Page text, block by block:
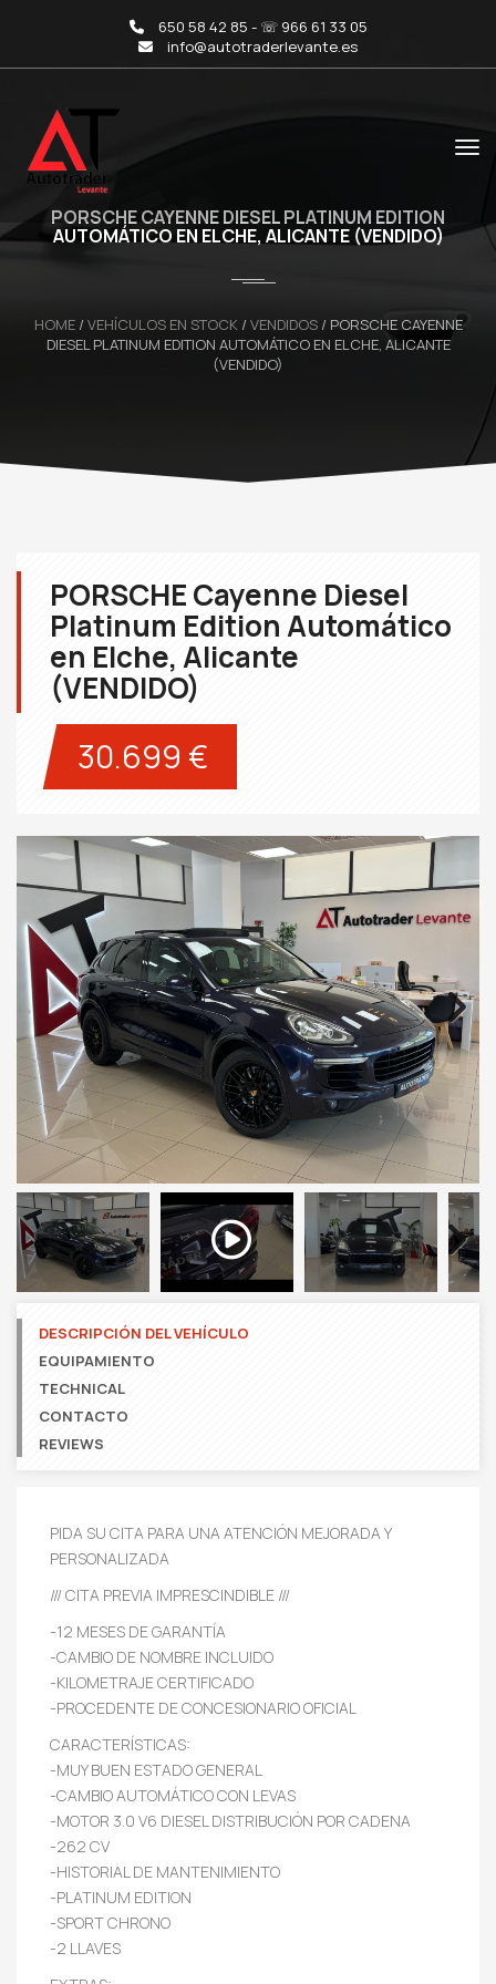
650 58 42 85 - ☏ 966 61 33 05
info@autotraderlevante.es
PORSCHE CAYENNE DIESEL PLATINUM EDITION
AUTOMÁTICO EN ELCHE, ALICANTE (VENDIDO)
HOME/ VEHÍCULOS EN STOCK/ VENDIDOS/ PORSCHE CAYENNE
DIESEL PLATINUM EDITION AUTOMÁTICO EN ELCHE, ALICANTE
(VENDIDO)
PORSCHE Cayenne Diesel
Platinum Edition Automático
en Elche, Alicante
(VENDIDO)
30.699 €
Next
Next
DESCRIPCIÓN DEL VEHÍCULO
EQUIPAMIENTO
TECHNICAL
CONTACTO
REVIEWS
PIDA SU CITA PARA UNA ATENCIÓN MEJORADA Y
PERSONALIZADA
/// CITA PREVIA IMPRESCINDIBLE ///
-12 MESES DE GARANTÍA
-CAMBIO DE NOMBRE INCLUIDO
-KILOMETRAJE CERTIFICADO
-PROCEDENTE DE CONCESIONARIO OFICIAL
CARACTERÍSTICAS:
-MUY BUEN ESTADO GENERAL
-CAMBIO AUTOMÁTICO CON LEVAS
-MOTOR 3.0 V6 DIESEL DISTRIBUCIÓN POR CADENA
-262 CV
-HISTORIAL DE MANTENIMIENTO
-PLATINUM EDITION
-SPORT CHRONO
-2 LLAVES